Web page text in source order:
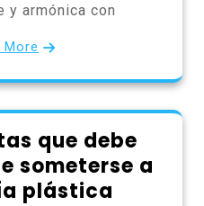
y armónica con
More
que debe
someterse a
plástica